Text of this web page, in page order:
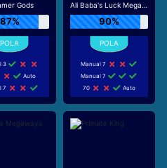
Gods
87%
3
Auto
7
Ali Baba's Luck Megaways
90%
Manual 7
Manual 7
70
Auto